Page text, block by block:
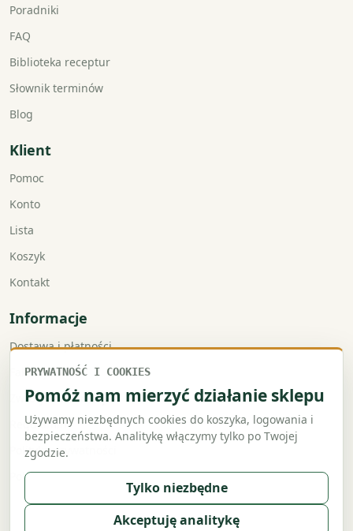
Poradniki
FAQ
Biblioteka receptur
Słownik terminów
Blog
Klient
Pomoc
Konto
Lista
Koszyk
Kontakt
Informacje
Dostawa i płatności
Faktury VAT
Zwroty i reklamacje
Regulamin
Polityka prywatności
Polityka cookies
PRYWATNOŚĆ I COOKIES
Pomóż nam mierzyć działanie sklepu
Używamy niezbędnych cookies do koszyka, logowania i
bezpieczeństwa. Analitykę włączymy tylko po Twojej
zgodzie.
Tylko niezbędne
Akceptuję analitykę